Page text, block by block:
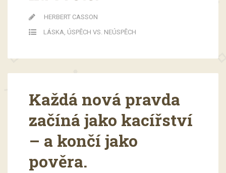
HERBERT CASSON
LÁSKA, ÚSPĚCH VS. NEÚSPĚCH
Každá nová pravda
začíná jako kacířství
– a končí jako
pověra.